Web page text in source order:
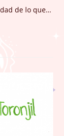
de lo que…